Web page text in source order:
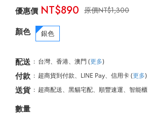
NT$1,300
NT$890
顏色 銀色
配送 : 台灣、香港、澳門 (更多)
付款 : 超商貨到付款、LINE Pay、信用卡(更多)
送貨 : 超商配送、黑貓宅配、順豐速運、智能櫃
數量